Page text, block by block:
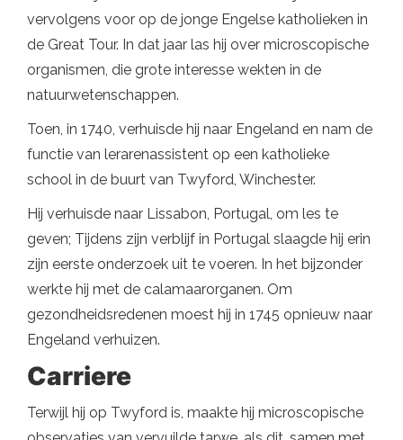
vervolgens voor op de jonge Engelse katholieken in
de Great Tour. In dat jaar las hij over microscopische
organismen, die grote interesse wekten in de
natuurwetenschappen.
Toen, in 1740, verhuisde hij naar Engeland en nam de
functie van lerarenassistent op een katholieke
school in de buurt van Twyford, Winchester.
Hij verhuisde naar Lissabon, Portugal, om les te
geven; Tijdens zijn verblijf in Portugal slaagde hij erin
zijn eerste onderzoek uit te voeren. In het bijzonder
werkte hij met de calamaarorganen. Om
gezondheidsredenen moest hij in 1745 opnieuw naar
Engeland verhuizen.
Carriere
Terwijl hij op Twyford is, maakte hij microscopische